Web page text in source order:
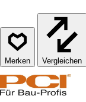
Vergleichen